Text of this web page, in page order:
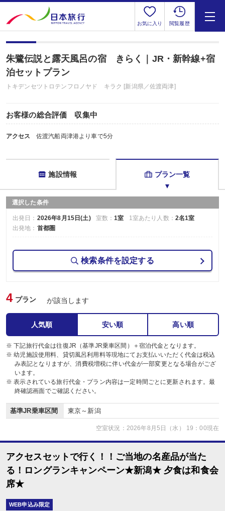
お気に入り 閲覧履歴
朱鷺伝説と露天風呂の宿 きらく｜JR・新幹線+宿
泊セットプラン
トキデンセツトロテンフロノヤド キラク [新潟県／佐渡両津]
お客様の総合評価 収集中
アクセス 佐渡汽船両津港より車で5分
施設情報 プラン一覧
選択した条件
出発日： 2026年8月15日(土) 室数：1室 1室あたり人数： 2名1室
出発地： 首都圏
検索条件を設定する
4 プラン が該当します
人気順 安い順 高い順
※ 下記旅行代金は往復JR（基準JR乗車区間）＋宿泊代金となります。
※ 幼児施設使用料、貸切風呂利用料等現地にてお支払いいただく代金は税込
み表記となりますが、消費税増税に伴い代金が一部変更となる場合がござ
います。
※ 表示されている旅行代金・プラン内容は一定時間ごとに更新されます。最
終確認画面でご確認ください。
基準JR乗車区間 東京～新潟
空室状況：2026年8月5日（水） 19：00現在
アクセスセットで行く！！ご当地の名産品が当た
る！ロングランキャンペーン★新潟★ 夕食は和食会
席★
WEB申込み限定